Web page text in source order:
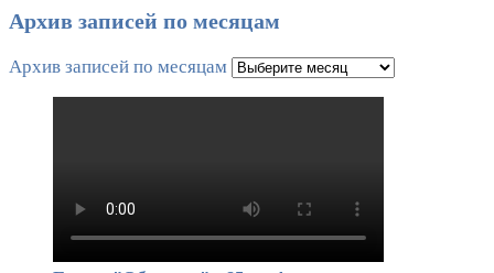
Архив записей по месяцам
Архив записей по месяцам